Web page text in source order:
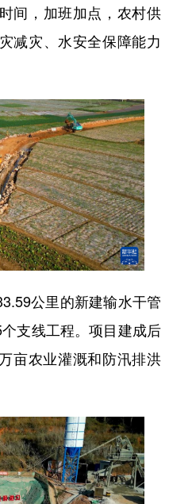
间，加班加点，农村供
减灾、水安全保障能力
公里的新建输水干管
支线工程。项目建成后
亩农业灌溉和防汛排洪